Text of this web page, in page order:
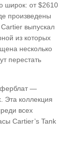
широк: от $2610
произведены
выпускал
из которых
несколько
перестать
—
Эта коллекция
всех
Cartier’s Tank